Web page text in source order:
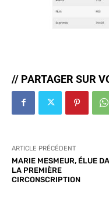
// PARTAGER SUR
ARTICLE PRÉCÉDENT
MARIE MESMEUR, ÉLUE
LA PREMIÈRE
CIRCONSCRIPTION